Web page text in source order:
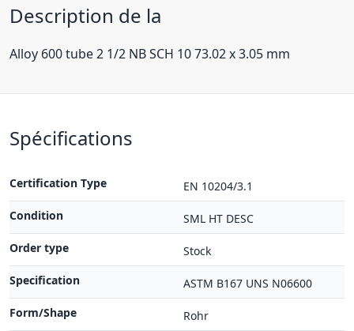
Description de la
Alloy 600 tube 2 1/2 NB SCH 10 73.02 x 3.05 mm
Spécifications
Certification Type
EN 10204/3.1
Condition
SML HT DESC
Order type
Stock
Specification
ASTM B167 UNS N06600
Form/Shape
Rohr